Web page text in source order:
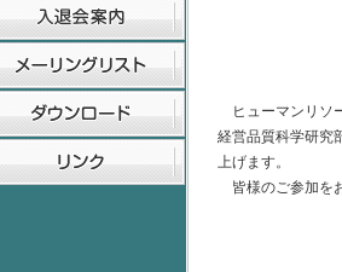
主
副
幹
ヒューマンリソ
経営品質科学研究
上げます。
皆様のご参加を